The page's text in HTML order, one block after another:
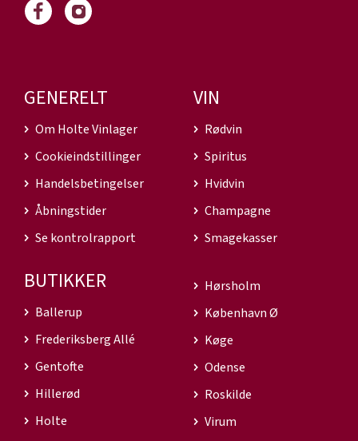
GENERELT
Om Holte Vinlager
Cookieindstillinger
Handelsbetingelser
Åbningstider
Se kontrolrapport
VIN
Rødvin
Spiritus
Hvidvin
Champagne
Smagekasser
BUTIKKER
Ballerup
Frederiksberg Allé
Gentofte
Hillerød
Holte
Hørsholm
København Ø
Køge
Odense
Roskilde
Virum